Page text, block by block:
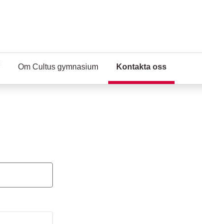
Om Cultus gymnasium Kontakta oss